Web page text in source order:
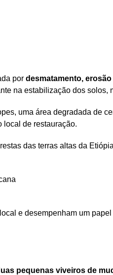
por desmatamento,
na estabilização dos
uma área degradada de
local de restauração.
das terras altas da
e desempenham um
pequenas viveiros de